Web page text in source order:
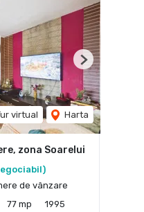
virtual Harta
Next
zona Soarelui
de vânzare
77 mp 1995